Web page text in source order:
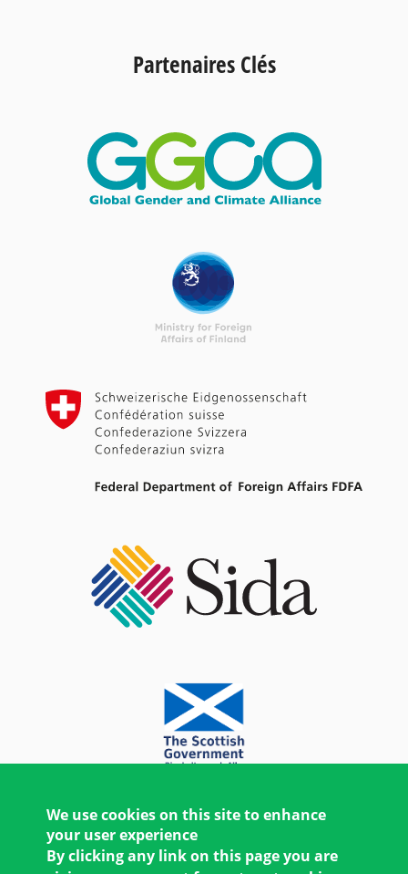
Partenaires Clés
We use cookies on this site to enhance
your user experience
By clicking any link on this page you are